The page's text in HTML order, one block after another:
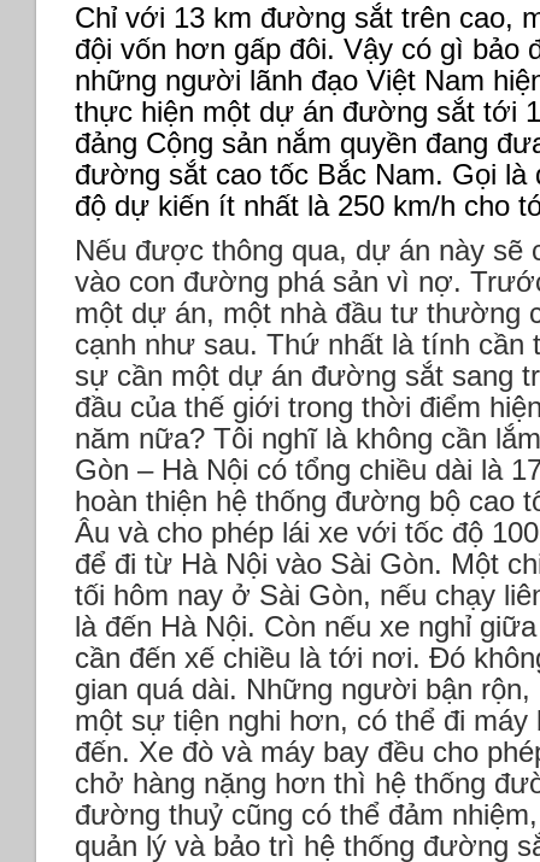
Chỉ với 13 km đường sắt trên cao,
đội vốn hơn gấp đôi. Vậy có gì bảo
những người lãnh đạo Việt Nam
thực hiện một dự án đường sắt tới
đảng Cộng sản nắm quyền đang
đường sắt cao tốc Bắc Nam. Gọi
độ dự kiến ít nhất là 250 km/h cho
Nếu được thông qua, dự án này sẽ
vào con đường phá sản vì nợ.
một dự án, một nhà đầu tư thường
cạnh như sau. Thứ nhất là tính cần
sự cần một dự án đường sắt sang
đầu của thế giới trong thời điểm
năm nữa? Tôi nghĩ là không cần
Gòn – Hà Nội có tổng chiều dài là
hoàn thiện hệ thống đường bộ cao
Âu và cho phép lái xe với tốc độ
để đi từ Hà Nội vào Sài Gòn. Một
tối hôm nay ở Sài Gòn, nếu chạy
là đến Hà Nội. Còn nếu xe nghỉ
cần đến xế chiều là tới nơi. Đó
gian quá dài. Những người bận
một sự tiện nghi hơn, có thể đi máy
đến. Xe đò và máy bay đều cho
chở hàng nặng hơn thì hệ thống
đường thuỷ cũng có thể đảm
quản lý và bảo trì hệ thống đường